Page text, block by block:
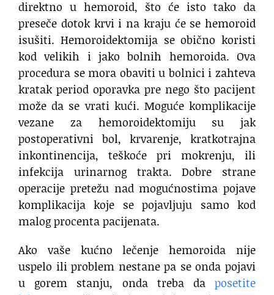
direktno u hemoroid, što će isto tako da
preseče dotok krvi i na kraju će se hemoroid
isušiti. Hemoroidektomija se obično koristi
kod velikih i jako bolnih hemoroida. Ova
procedura se mora obaviti u bolnici i zahteva
kratak period oporavka pre nego što pacijent
može da se vrati kući. Moguće komplikacije
vezane za hemoroidektomiju su jak
postoperativni bol, krvarenje, kratkotrajna
inkontinencija, teškoće pri mokrenju, ili
infekcija urinarnog trakta. Dobre strane
operacije pretežu nad mogućnostima pojave
komplikacija koje se pojavljuju samo kod
malog procenta pacijenata.
Ako vaše kućno lečenje hemoroida nije
uspelo ili problem nestane pa se onda pojavi
u gorem stanju, onda treba da posetite